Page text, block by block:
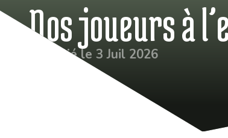
Nos joueurs à
Publié le 3 Juil 2026